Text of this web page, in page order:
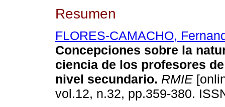
Resumen
FLORES-CAMACHO,
Concepciones sobre la
ciencia de los profesores
nivel secundario. RMIE
vol.12, n.32, pp.359-380.